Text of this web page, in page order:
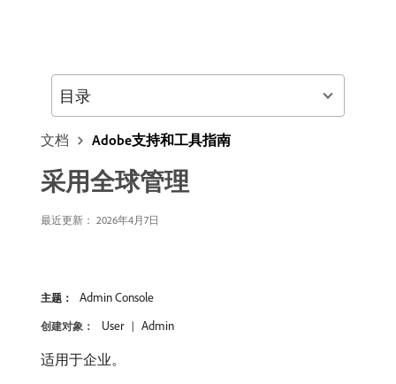
文档 Adobe支持和工具指南
采用全球管理
最近更新： 2026年4月7日
主题： Admin Console
创建对象： User Admin
适用于企业。
目录